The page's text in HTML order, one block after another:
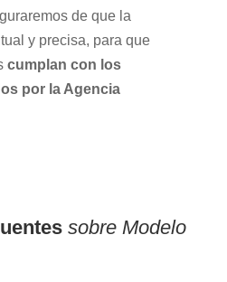
de que la
y precisa, para que
cumplan con los
por la Agencia
sobre Modelo